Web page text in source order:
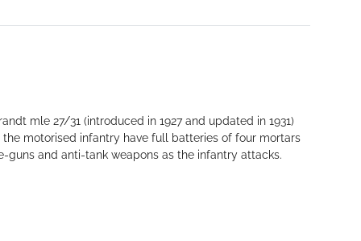
mle 27/31 (introduced in 1927 and updated in 1931)
motorised infantry have full batteries of four mortars
and anti-tank weapons as the infantry attacks.